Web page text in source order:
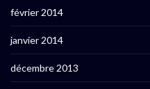
février 2014
janvier 2014
décembre 2013